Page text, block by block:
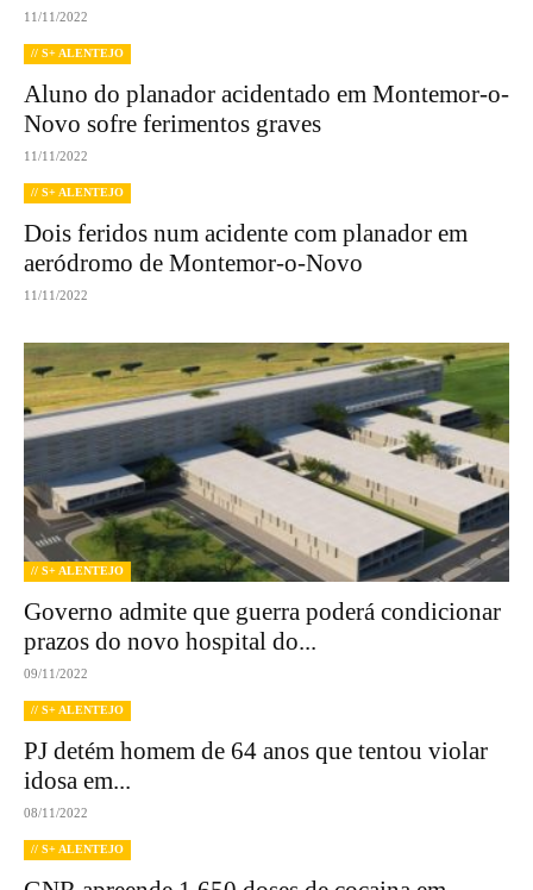
11/11/2022
// S+ ALENTEJO
Aluno do planador acidentado em Montemor-o-
Novo sofre ferimentos graves
11/11/2022
// S+ ALENTEJO
Dois feridos num acidente com planador em
aeródromo de Montemor-o-Novo
11/11/2022
// S+ ALENTEJO
Governo admite que guerra poderá condicionar
prazos do novo hospital do...
09/11/2022
// S+ ALENTEJO
PJ detém homem de 64 anos que tentou violar
idosa em...
08/11/2022
// S+ ALENTEJO